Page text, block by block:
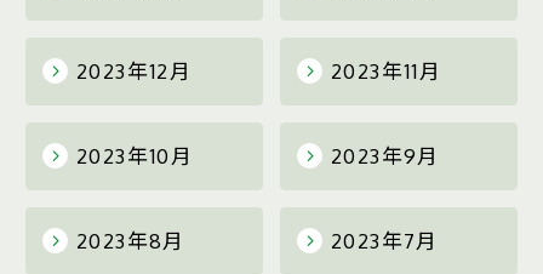
2023年12月 2023年11月
2023年10月 2023年9月
2023年8月 2023年7月